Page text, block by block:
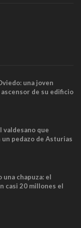
una joven
de su edificio
minutos
valdesano que
pedazo de Asturias
una chapuza: el
casi 20 millones el
no cabían por los